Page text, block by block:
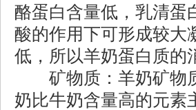
酪蛋白含量低，乳清蛋
酸的作用下可形成较大
低，所以羊奶蛋白质的
矿物质：羊奶矿物质
奶比牛奶含量高的元素